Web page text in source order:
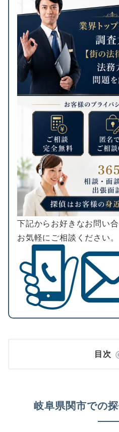
下記からお好きなお問い
お気軽にご相談ください。
目次
岐阜県関市での